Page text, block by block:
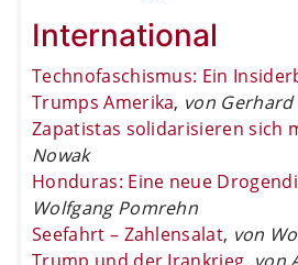
International
Technofaschismus: Ein
Trumps Amerika, von Gerhard
Zapatistas solidarisieren sich
Nowak
Honduras: Eine neue
Wolfgang Pomrehn
Seefahrt – Zahlensalat, von